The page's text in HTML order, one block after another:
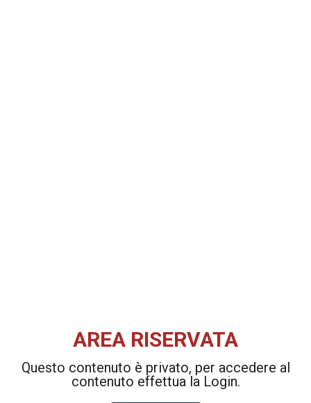
AREA RISERVATA
Questo contenuto è privato, per accedere al
contenuto effettua la Login.